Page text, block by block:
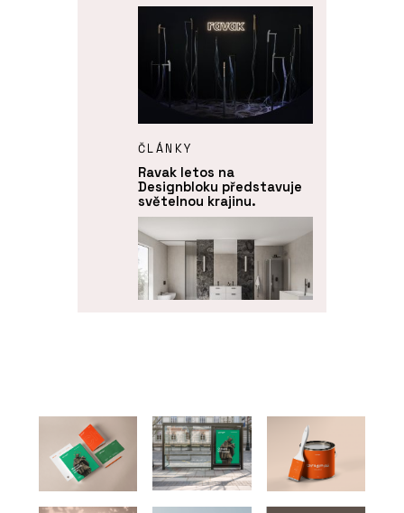
ČLÁNKY
Ravak letos na
Designbloku představuje
světelnou krajinu.